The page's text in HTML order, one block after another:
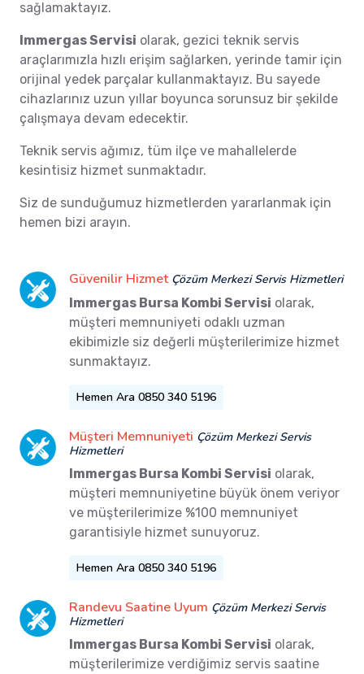
sağlamaktayız.
Immergas Servisi olarak, gezici teknik servis
araçlarımızla hızlı erişim sağlarken, yerinde tamir için
orijinal yedek parçalar kullanmaktayız. Bu sayede
cihazlarınız uzun yıllar boyunca sorunsuz bir şekilde
çalışmaya devam edecektir.
Teknik servis ağımız, tüm ilçe ve mahallelerde
kesintisiz hizmet sunmaktadır.
Siz de sunduğumuz hizmetlerden yararlanmak için
hemen bizi arayın.
Güvenilir Hizmet Çözüm Merkezi Servis Hizmetleri
Immergas Bursa Kombi Servisi olarak,
müşteri memnuniyeti odaklı uzman
ekibimizle siz değerli müşterilerimize hizmet
sunmaktayız.
Hemen Ara 0850 340 5196
Müşteri Memnuniyeti Çözüm Merkezi Servis
Hizmetleri
Immergas Bursa Kombi Servisi olarak,
müşteri memnuniyetine büyük önem veriyor
ve müşterilerimize %100 memnuniyet
garantisiyle hizmet sunuyoruz.
Hemen Ara 0850 340 5196
Randevu Saatine Uyum Çözüm Merkezi Servis
Hizmetleri
Immergas Bursa Kombi Servisi olarak,
müşterilerimize verdiğimiz servis saatine